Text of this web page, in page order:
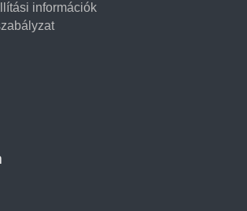
információk